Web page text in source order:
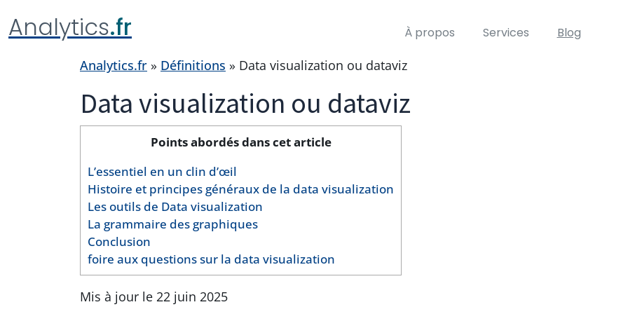
Analytics.fr À propos Services Blog
Analytics.fr » Définitions » Data visualization ou dataviz
Data visualization ou dataviz
Points abordés dans cet article
L’essentiel en un clin d’œil
Histoire et principes généraux de la data visualization
Les outils de Data visualization
La grammaire des graphiques
Conclusion
foire aux questions sur la data visualization
Mis à jour le 22 juin 2025